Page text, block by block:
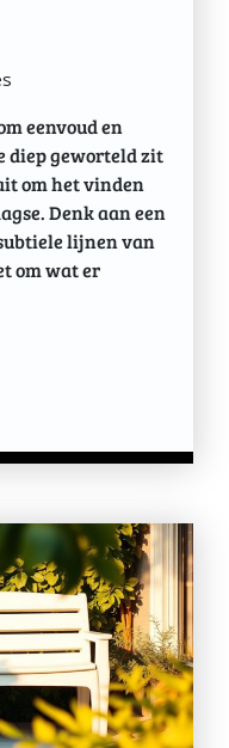
eenvoud en
diep geworteld zit
om het vinden
Denk aan een
lijnen van
om wat er